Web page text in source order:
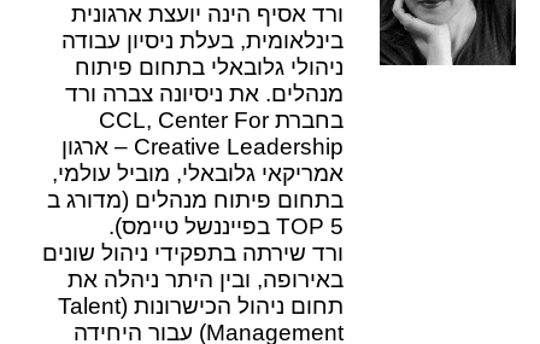
ורד אסיף הינה יועצת ארגונית
בינלאומית, בעלת ניסיון עבודה
ניהולי גלובאלי בתחום פיתוח
מנהלים. את ניסיונה צברה ורד
בחברת CCL, Center For
Creative Leadership – ארגון
אמריקאי גלובאלי, מוביל עולמי,
בתחום פיתוח מנהלים (מדורג ב
TOP 5 בפייננשל טיימס).
ורד שירתה בתפקידי ניהול שונים
באירופה, ובין היתר ניהלה את
תחום ניהול הכישרונות (Talent
Management) עבור היחידה